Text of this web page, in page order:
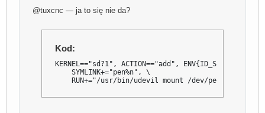
@tuxcnc — ja to się nie da?
Kod:
KERNEL=="sd?1", ACTION=="add",
    SYMLINK+="pen%n", \
RUN+="/usr/bin/udevil mount /dev/pen%n /mnt/